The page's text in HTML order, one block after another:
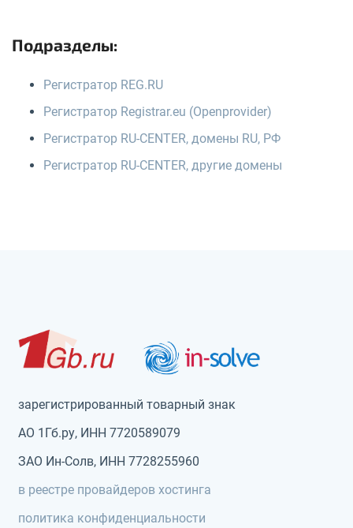
Подразделы:
Регистратор REG.RU
Регистратор Registrar.eu (Openprovider)
Регистратор RU-CENTER, домены RU, РФ
Регистратор RU-CENTER, другие домены
зарегистрированный товарный знак
АО 1Гб.ру, ИНН 7720589079
ЗАО Ин-Солв, ИНН 7728255960
в реестре провайдеров хостинга
политика конфиденциальности